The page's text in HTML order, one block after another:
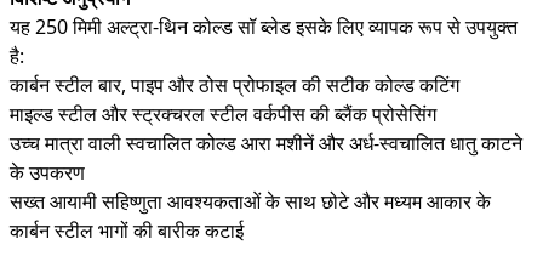
यह 250 मिमी अल्ट्रा-थिन कोल्ड सॉ ब्लेड इसके लिए व्यापक रूप से उपयुक्त
है:
कार्बन स्टील बार, पाइप और ठोस प्रोफाइल की सटीक कोल्ड कटिंग
माइल्ड स्टील और स्ट्रक्चरल स्टील वर्कपीस की ब्लैंक प्रोसेसिंग
उच्च मात्रा वाली स्वचालित कोल्ड आरा मशीनें और अर्ध-स्वचालित धातु काटने
के उपकरण
सख्त आयामी सहिष्णुता आवश्यकताओं के साथ छोटे और मध्यम आकार के
कार्बन स्टील भागों की बारीक कटाई